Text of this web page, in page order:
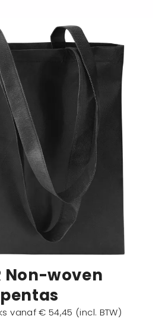
Non-woven
vanaf€ 54,45 (incl. BTW)